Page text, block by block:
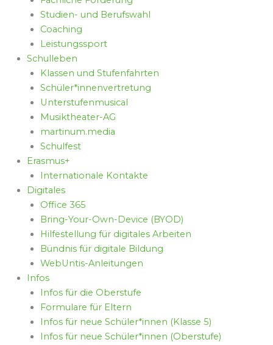
Studien- und Berufswahl
Coaching
Leistungssport
Schulleben
Klassen und Stufenfahrten
Schüler*innenvertretung
Unterstufenmusical
Musiktheater-AG
martinum.media
Schulfest
Erasmus+
Internationale Kontakte
Digitales
Office 365
Bring-Your-Own-Device (BYOD)
Hilfestellung für digitales Arbeiten
Bündnis für digitale Bildung
WebUntis-Anleitungen
Infos
Infos für die Oberstufe
Formulare für Eltern
Infos für neue Schüler*innen (Klasse 5)
Infos für neue Schüler*innen (Oberstufe)